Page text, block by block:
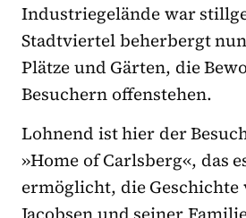
Industriegelände war
Stadtviertel beherbergt
Plätze und Gärten, die
Besuchern offenstehen.
Lohnend ist hier der
»Home of Carlsberg«, das
ermöglicht, die Geschichte